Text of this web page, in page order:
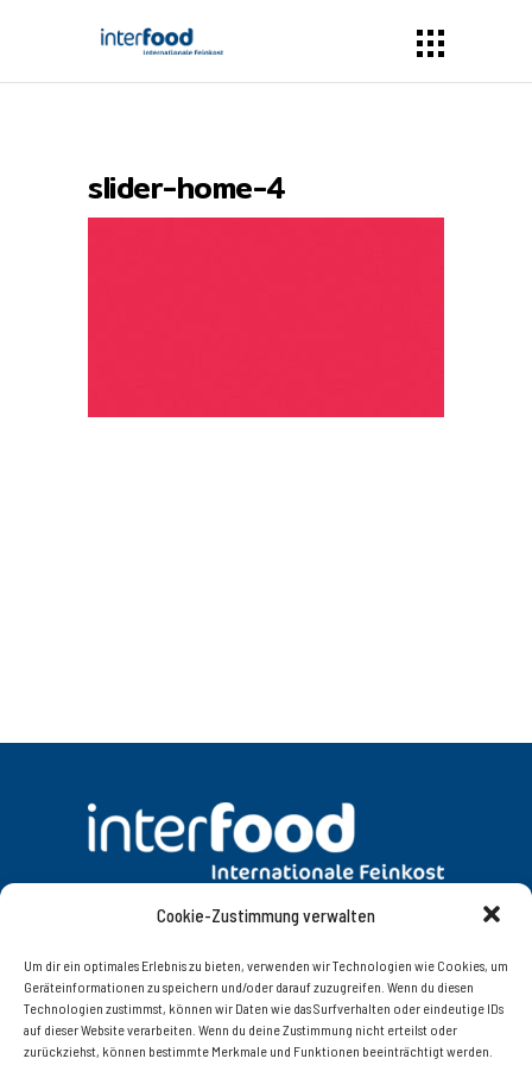
Cookie-Zustimmung verwalten
Um dir ein optimales Erlebnis zu bieten, verwenden wir Technologien wie Cookies, um
Geräteinformationen zu speichern und/oder darauf zuzugreifen. Wenn du diesen
Technologien zustimmst, können wir Daten wie das Surfverhalten oder eindeutige IDs
auf dieser Website verarbeiten. Wenn du deine Zustimmung nicht erteilst oder
zurückziehst, können bestimmte Merkmale und Funktionen beeinträchtigt werden.
slider-home-4
KONTAKT IMPRESSUM